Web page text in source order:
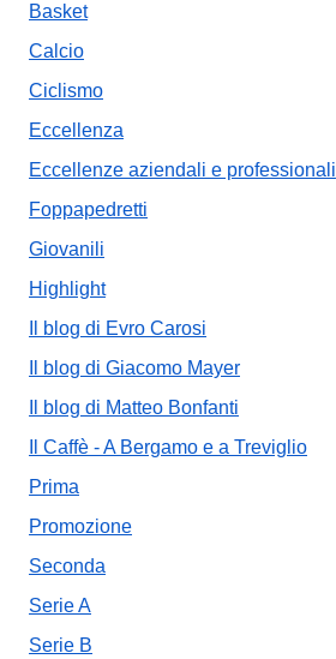
Basket
Calcio
Ciclismo
Eccellenza
Eccellenze aziendali e professionali
Foppapedretti
Giovanili
Highlight
Il blog di Evro Carosi
Il blog di Giacomo Mayer
Il blog di Matteo Bonfanti
Il Caffè - A Bergamo e a Treviglio
Prima
Promozione
Seconda
Serie A
Serie B